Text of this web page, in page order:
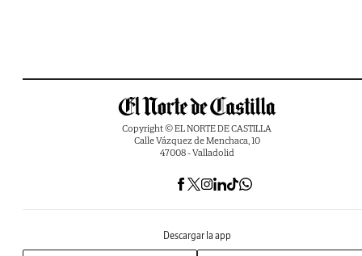
Copyright © EL NORTE DE CASTILLA
Calle Vázquez de Menchaca, 10
47008 - Valladolid
Descargar la app